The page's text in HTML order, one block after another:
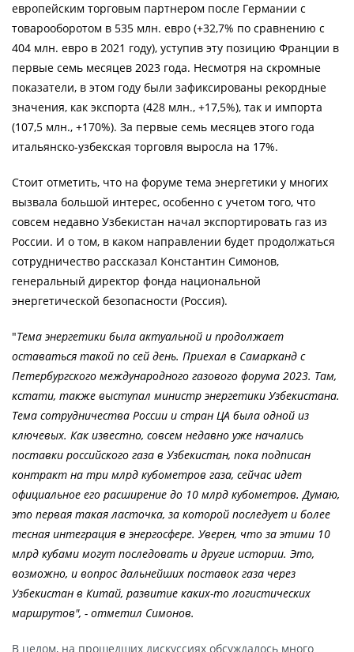
европейским торговым партнером после Германии с
товарооборотом в 535 млн. евро (+32,7% по сравнению с
404 млн. евро в 2021 году), уступив эту позицию Франции в
первые семь месяцев 2023 года. Несмотря на скромные
показатели, в этом году были зафиксированы рекордные
значения, как экспорта (428 млн., +17,5%), так и импорта
(107,5 млн., +170%). За первые семь месяцев этого года
итальянско-узбекская торговля выросла на 17%.
Стоит отметить, что на форуме тема энергетики у многих
вызвала большой интерес, особенно с учетом того, что
совсем недавно Узбекистан начал экспортировать газ из
России. И о том, в каком направлении будет продолжаться
сотрудничество рассказал Константин Симонов,
генеральный директор фонда национальной
энергетической безопасности (Россия).
"Тема энергетики была актуальной и продолжает
оставаться такой по сей день. Приехал в Самарканд с
Петербургского международного газового форума 2023. Там,
кстати, также выступал министр энергетики Узбекистана.
Тема сотрудничества России и стран ЦА была одной из
ключевых. Как известно, совсем недавно уже начались
поставки российского газа в Узбекистан, пока подписан
контракт на три млрд кубометров газа, сейчас идет
официальное его расширение до 10 млрд кубометров. Думаю,
это первая такая ласточка, за которой последует и более
тесная интеграция в энергосфере. Уверен, что за этими 10
млрд кубами могут последовать и другие истории. Это,
возможно, и вопрос дальнейших поставок газа через
Узбекистан в Китай, развитие каких-то логистических
маршрутов", - отметил Симонов.
В целом, на прошедших дискуссиях обсуждалось много